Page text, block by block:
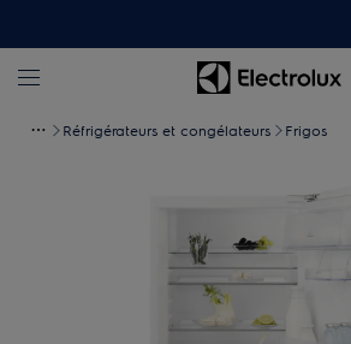
Réfrigérateurs et congélateurs Frigos